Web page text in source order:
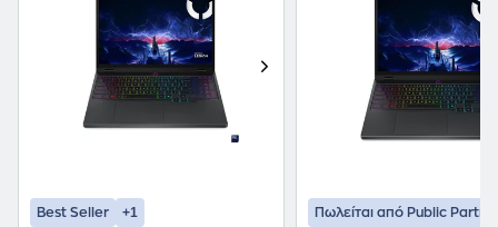
Best Seller +1 Πωλείται από Public